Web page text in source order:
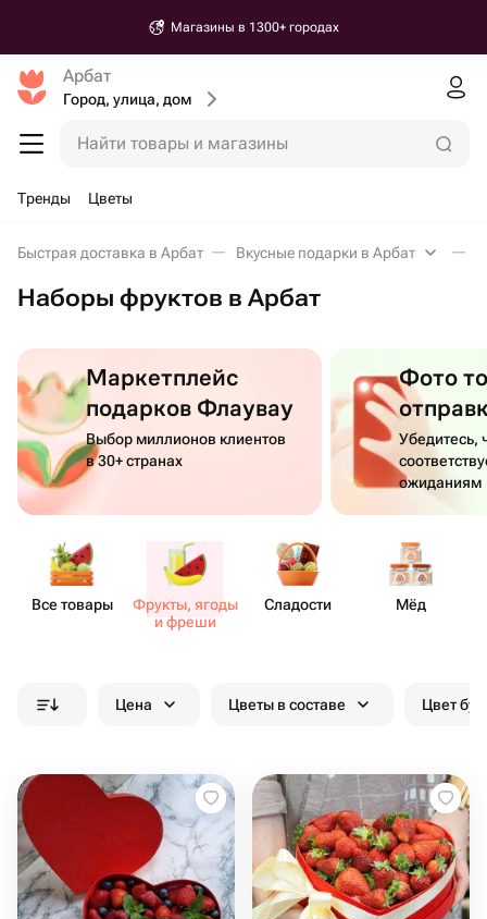
Магазины в 1300+ городах
Арбат
Город, улица, дом
Найти товары и магазины
Тренды Цветы
Быстрая доставка в Арбат Вкусные подарки в Арбат
Наборы фруктов в Арбат
Маркетплейс
подарков Флаувау
Выбор миллионов клиентов
в 30+ странах
Фото
Убедитесь,
ожиданиям
Все товары
Фрукты, ягоды
и фреши
Сладости Мёд
Цена Цветы в составе Цвет